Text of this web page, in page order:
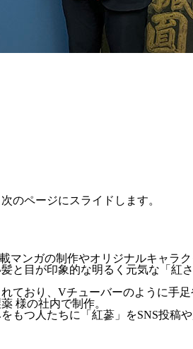
のページにスライドします。
マンガの制作やオリジナルキャラ
と目が印象的な明るく元気な「紅
ており、Vチューバーのように手
様の社内で制作。
もつ人たちに「紅蔘」をSNS投稿